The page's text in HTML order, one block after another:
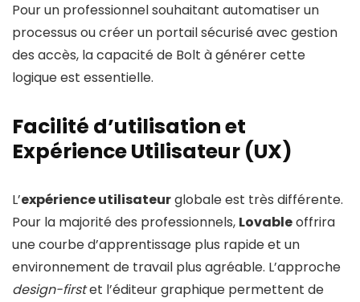
Pour un professionnel souhaitant automatiser un
processus ou créer un portail sécurisé avec gestion
des accès, la capacité de Bolt à générer cette
logique est essentielle.
Facilité d’utilisation et
Expérience Utilisateur (UX)
L’expérience utilisateurglobale est très différente.
Pour la majorité des professionnels, Lovableoffrira
une courbe d’apprentissage plus rapide et un
environnement de travail plus agréable. L’approche
design-firstet l’éditeur graphique permettent de